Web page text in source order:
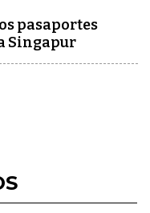
pasaportes
Singapur